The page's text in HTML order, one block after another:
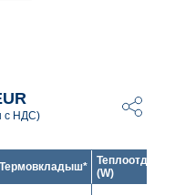
с НДС)
Термовкладыш*
(W)